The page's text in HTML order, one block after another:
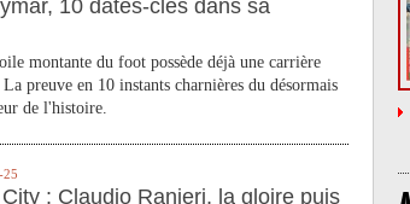
10 dates-clés dans sa
montante du foot possède déjà une carrière
preuve en 10 instants charnières du désormais
de l'histoire.
25
: Claudio Ranieri, la gloire puis